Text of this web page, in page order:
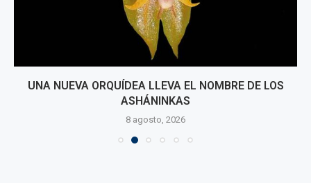
UNA NUEVA ORQUÍDEA LLEVA EL NOMBRE DE LOS
ASHÁNINKAS
8 agosto, 2026